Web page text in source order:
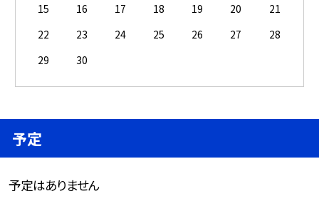
15
16 17 18 19 20
21
22
23 24 25 26 27
28
29
30
予定
予定はありません